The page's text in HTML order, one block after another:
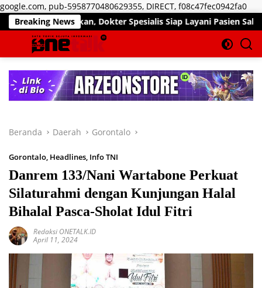
google.com, pub-5958770480629355, DIRECT, f08c47fec0942fa0
ke
Breaking News
Pekan, Dokter Spesialis Siap Layani Pasien Sabtu, 25 Juli
Beranda Daerah Gorontalo
Gorontalo, Headlines, Info TNI
Danrem 133/Nani Wartabone Perkuat
Silaturahmi dengan Kunjungan Halal
Bihalal Pasca-Sholat Idul Fitri
Redaksi ONETALK.ID
April 11, 2024